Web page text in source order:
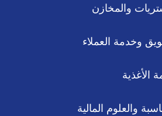
والمخازن
وخدمة العملاء
الأغذية
والعلوم المالية